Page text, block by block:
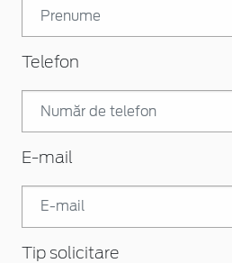
Telefon
E-mail
Tip solicitare